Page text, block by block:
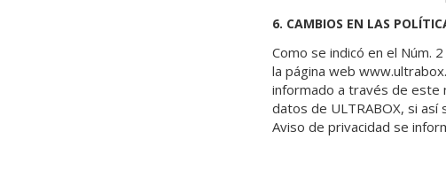
6. CAMBIOS EN LAS
Como se indicó en el Núm.
la página web
informado a través de este
datos de ULTRABOX, si así
Aviso de privacidad se